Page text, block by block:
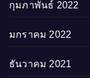
กุมภาพันธ์ 2022
มกราคม 2022
ธันวาคม 2021